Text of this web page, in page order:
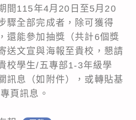
間115年4月20日至5月20
驟全部完成者，除可獲得
還能參加抽獎（共計6個獎
送文宣與海報至貴校，懇請
校學生/五專部1-3年級學
訊息（如附件），或轉貼基
頁訊息。